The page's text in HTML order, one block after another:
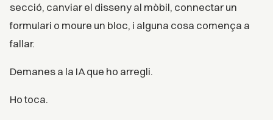
secció, canviar el disseny al mòbil, connectar un
formulari o moure un bloc, i alguna cosa comença a
fallar.
Demanes a la IA que ho arregli.
Ho toca.